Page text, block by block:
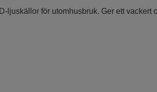
för utomhusbruk. Ger ett vackert